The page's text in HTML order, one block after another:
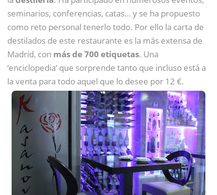
seminarios, conferencias, catas… y se ha propuesto
como reto personal tenerlo todo. Por ello la carta de
destilados de este restaurante es la más extensa de
Madrid, con más de 700 etiquetas. Una
‘enciclopedia’ que sorprende tanto que incluso está a
la venta para todo aquel que lo desee por 12 €.